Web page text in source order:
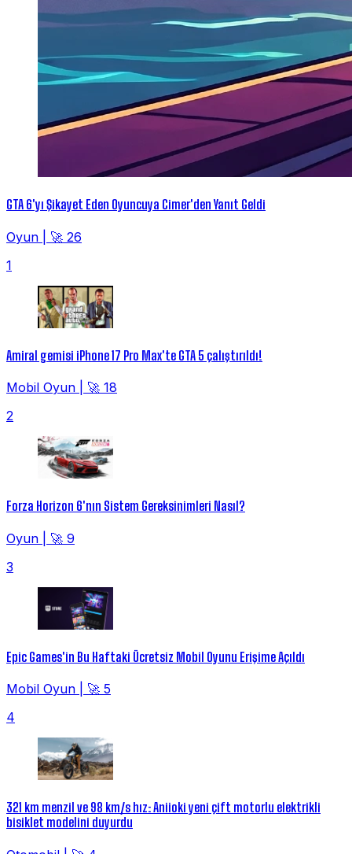
GTA 6'yı Şikayet Eden Oyuncuya Cimer'den Yanıt Geldi
Oyun
🚀 26
1
Amiral gemisi iPhone 17 Pro Max'te GTA 5 çalıştırıldı!
Mobil Oyun
🚀 18
2
Forza Horizon 6'nın Sistem Gereksinimleri Nasıl?
Oyun
🚀 9
3
Epic Games'in Bu Haftaki Ücretsiz Mobil Oyunu Erişime Açıldı
Mobil Oyun
🚀 5
4
321 km menzil ve 98 km/s hız: Aniioki yeni çift motorlu elektrikli
bisiklet modelini duyurdu